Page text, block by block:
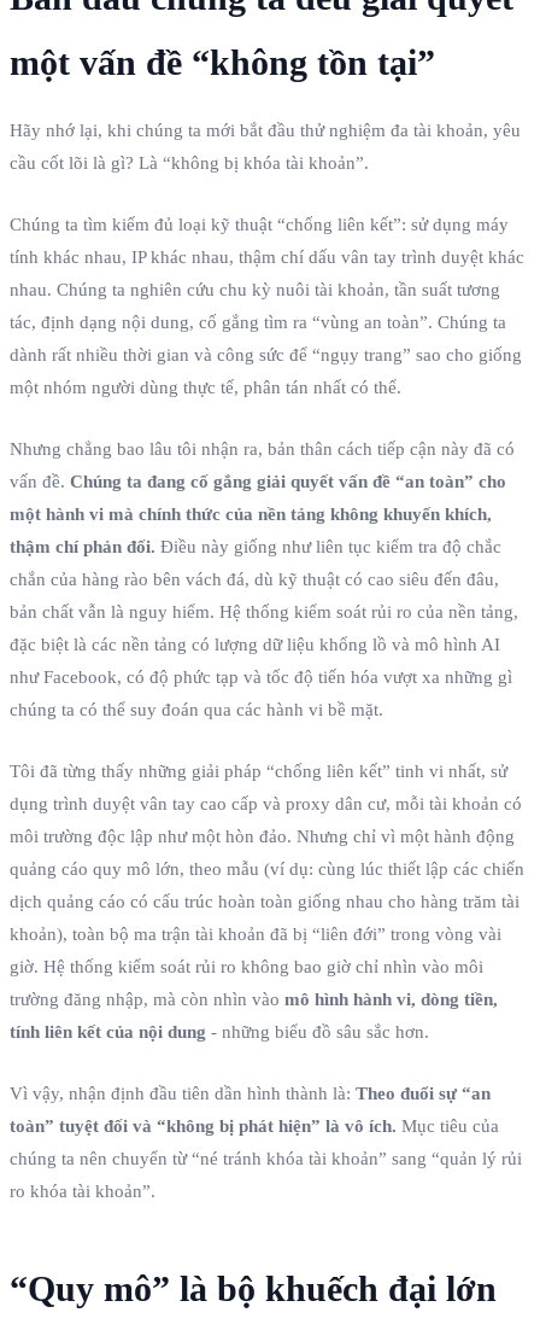
một vấn đề “không tồn tại”
Hãy nhớ lại, khi chúng ta mới bắt đầu thử nghiệm đa tài khoản, yêu
cầu cốt lõi là gì? Là “không bị khóa tài khoản”.
Chúng ta tìm kiếm đủ loại kỹ thuật “chống liên kết”: sử dụng máy
tính khác nhau, IP khác nhau, thậm chí dấu vân tay trình duyệt khác
nhau. Chúng ta nghiên cứu chu kỳ nuôi tài khoản, tần suất tương
tác, định dạng nội dung, cố gắng tìm ra “vùng an toàn”. Chúng ta
dành rất nhiều thời gian và công sức để “ngụy trang” sao cho giống
một nhóm người dùng thực tế, phân tán nhất có thể.
Nhưng chẳng bao lâu tôi nhận ra, bản thân cách tiếp cận này đã có
vấn đề. Chúng ta đang cố gắng giải quyết vấn đề “an toàn” cho
một hành vi mà chính thức của nền tảng không khuyến khích,
thậm chí phản đối. Điều này giống như liên tục kiểm tra độ chắc
chắn của hàng rào bên vách đá, dù kỹ thuật có cao siêu đến đâu,
bản chất vẫn là nguy hiểm. Hệ thống kiểm soát rủi ro của nền tảng,
đặc biệt là các nền tảng có lượng dữ liệu khổng lồ và mô hình AI
như Facebook, có độ phức tạp và tốc độ tiến hóa vượt xa những gì
chúng ta có thể suy đoán qua các hành vi bề mặt.
Tôi đã từng thấy những giải pháp “chống liên kết” tinh vi nhất, sử
dụng trình duyệt vân tay cao cấp và proxy dân cư, mỗi tài khoản có
môi trường độc lập như một hòn đảo. Nhưng chỉ vì một hành động
quảng cáo quy mô lớn, theo mẫu (ví dụ: cùng lúc thiết lập các chiến
dịch quảng cáo có cấu trúc hoàn toàn giống nhau cho hàng trăm tài
khoản), toàn bộ ma trận tài khoản đã bị “liên đới” trong vòng vài
giờ. Hệ thống kiểm soát rủi ro không bao giờ chỉ nhìn vào môi
trường đăng nhập, mà còn nhìn vào mô hình hành vi, dòng tiền,
tính liên kết của nội dung - những biểu đồ sâu sắc hơn.
Vì vậy, nhận định đầu tiên dần hình thành là: Theo đuổi sự “an
toàn” tuyệt đối và “không bị phát hiện” là vô ích. Mục tiêu của
chúng ta nên chuyển từ “né tránh khóa tài khoản” sang “quản lý rủi
ro khóa tài khoản”.
“Quy mô” là bộ khuếch đại lớn